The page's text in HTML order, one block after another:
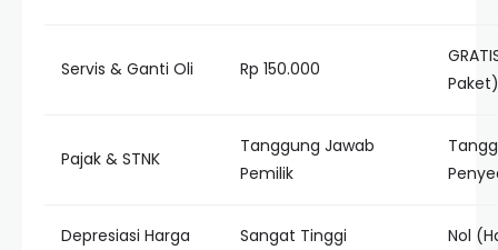
Servis & Ganti Oli Rp 150.000
Paket)
Pajak & STNK
Tanggung Jawab
Pemilik
Depresiasi Harga Sangat Tinggi Nol